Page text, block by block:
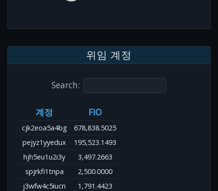
위임 계정
Search:
계정 FIO
cjk2eoa5a4bg
678,838.5025
pejyz1yyedux
195,523.1493
hjh5eu1u2i3y
3,497.2663
spjrkfi1tnpa
2,500.0000
j3wfw4c5iucn
1,791.4423